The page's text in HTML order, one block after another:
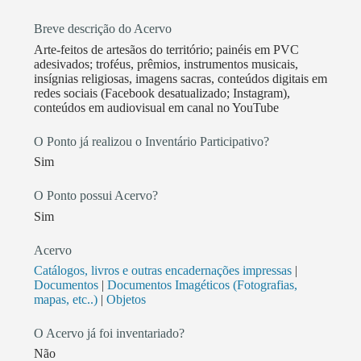
constituem tecnologias sociais inovadoras e potentes
a serviço das bases para promover e fortalecer as sua
lutas sociais por autoafirmação e por direitos sociais.
Também foram agentes sociais protagonistas pró-
ativos e receberam apoio do PPM outros 11 Pontos de
Memória de comunidades periféricas pelo Brasil:
Terra Firme (Belém, PA); Coque (Recife, PE);
Jacintinho (Maceió, AL), Beiru (Salvador, BA);
Taquaril (BH, MG); MUF (Rio, RJ); Brasilândia (São
Paulo, SP); Sítio Cercado (Curitiba, PR); Lomba do
O Ponto de Memória GBJ foi eleito, em 2014,
representante dos Pontos de Memória Pioneiros no
Comitê Consultivo do Programa Pontos de Memória,
conforme portaria nº 385, de 9 de novembro de 2017,
decisão tomada na Teia de Belém, PA. Contribuiu
para a legitimação da política de Estado da política
Breve descrição do Acervo
Arte-feitos de artesãos do território; painéis em PVC
adesivados; troféus, prêmios, instrumentos musicais,
insígnias religiosas, imagens sacras, conteúdos digitais em
redes sociais (Facebook desatualizado; Instagram),
conteúdos em audiovisual em canal no YouTube
O Ponto já realizou o Inventário Participativo?
Sim
O Ponto possui Acervo?
Sim
Acervo
Catálogos, livros e outras encadernações impressas |
Documentos | Documentos Imagéticos (Fotografias,
mapas, etc..) | Objetos
O Acervo já foi inventariado?
Não